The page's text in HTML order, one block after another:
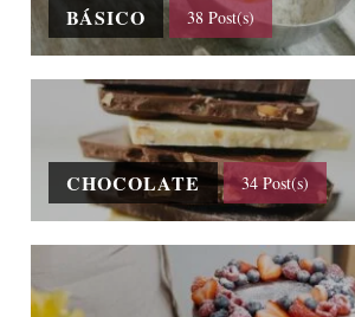
BÁSICO 38 Post(s)
CHOCOLATE 34 Post(s)